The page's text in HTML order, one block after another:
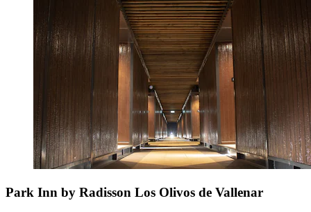
Park Inn by Radisson Los Olivos de Vallenar